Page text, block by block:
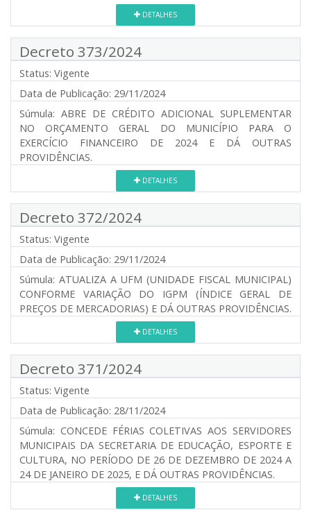
DETALHES
Decreto 373/2024
Status: Vigente
Data de Publicação: 29/11/2024
Súmula: ABRE DE CRÉDITO ADICIONAL SUPLEMENTAR
NO ORÇAMENTO GERAL DO MUNICÍPIO PARA O
EXERCÍCIO FINANCEIRO DE 2024 E DÁ OUTRAS
PROVIDÊNCIAS.
DETALHES
Decreto 372/2024
Status: Vigente
Data de Publicação: 29/11/2024
Súmula: ATUALIZA A UFM (UNIDADE FISCAL MUNICIPAL)
CONFORME VARIAÇÃO DO IGPM (ÍNDICE GERAL DE
PREÇOS DE MERCADORIAS) E DÁ OUTRAS PROVIDÊNCIAS.
DETALHES
Decreto 371/2024
Status: Vigente
Data de Publicação: 28/11/2024
Súmula: CONCEDE FÉRIAS COLETIVAS AOS SERVIDORES
MUNICIPAIS DA SECRETARIA DE EDUCAÇÃO, ESPORTE E
CULTURA, NO PERÍODO DE 26 DE DEZEMBRO DE 2024 A
24 DE JANEIRO DE 2025, E DÁ OUTRAS PROVIDÊNCIAS.
DETALHES